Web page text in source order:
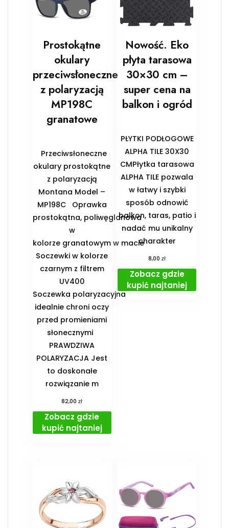
Prostokątne
okulary
przeciwsłoneczne
z polaryzacją
MP198C
granatowe
Przeciwsłoneczne
okulary prostokątne
z polaryzacją
Montana Model –
MP198C Oprawka
prostokątna, poliwęglanowa
w
kolorze granatowym w macie
Soczewki w kolorze
czarnym z filtrem
UV400
Soczewka polaryzacyjna
idealnie chroni oczy
przed promieniami
słonecznymi
PRAWDZIWA
POLARYZACJA Jest
to doskonałe
rozwiązanie m
82,00zł
Zobacz gdzie
kupić najtaniej
Nowość. Eko
płyta tarasowa
30×30 cm –
super cena na
balkon i ogród
PŁYTKI PODŁOGOWE
ALPHA TILE 30X30
CMPłytka tarasowa
ALPHA TILE pozwala
w łatwy i szybki
sposób odnowić
balkon, taras, patio i
nadać mu unikalny
charakter
8,00zł
Zobacz gdzie
kupić najtaniej